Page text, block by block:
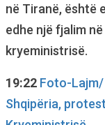
në Tiranë, është
edhe një fjalim
kryeministrisë.
19:22 Foto-Lajm/
Shqipëria,